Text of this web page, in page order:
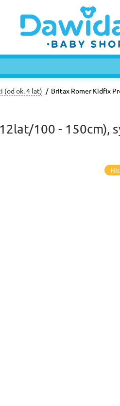
(od ok. 4 lat) Britax Romer Kidfix
100 - 150cm),
Hit